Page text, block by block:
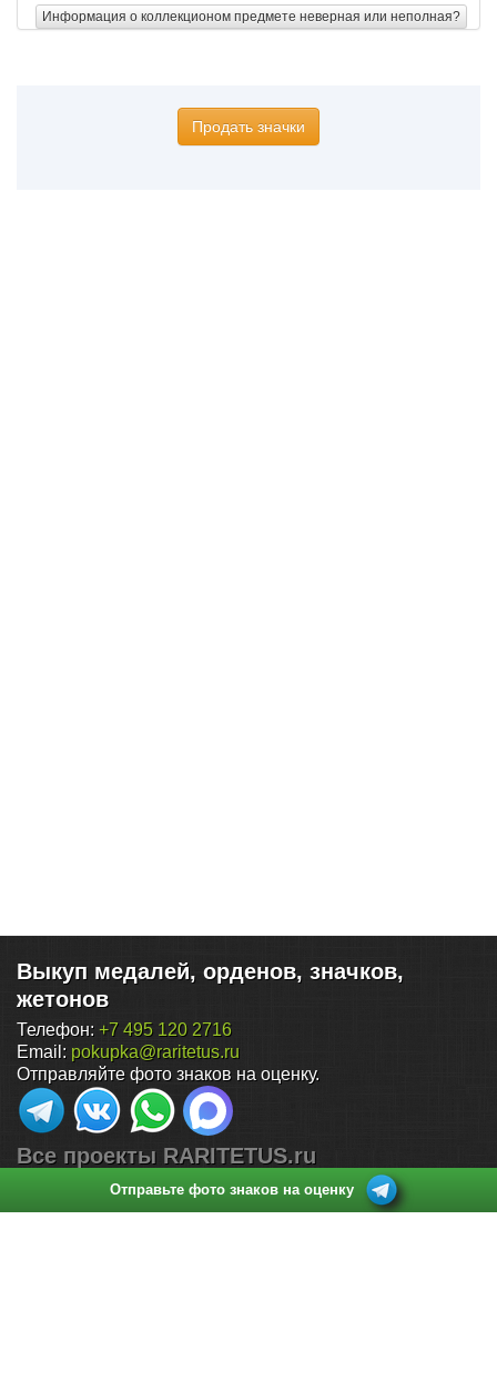
Информация о коллекционом предмете неверная или неполная?
Продать значки
Выкуп медалей, орденов, значков,
жетонов
Телефон: +7 495 120 2716
Email: pokupka@raritetus.ru
Отправляйте фото знаков на оценку.
Все проекты RARITETUS.ru
Поиск по нумизматическим аукционам
Каталог монет России (1700-2026)
Отправьте фото знаков на оценку